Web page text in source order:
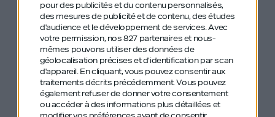
pour des publicités et du contenu personnalisés,
des mesures de publicité et de contenu, des études
d'audience et le développement de services.Avec
votre permission, nos 827 partenaires et nous-
mêmes pouvons utiliser des données de
géolocalisation précises et d’identification par scan
d'appareil. En cliquant, vous pouvez consentir aux
traitements décrits précédemment. Vous pouvez
également refuser de donner votre consentement
ou accéder à des informations plus détaillées et
survivre à la mort du SEO.
Un épisode tranchant et sans langue de bois pour
celles et ceux qui veulent se lancer là où personne
n’ose aller.